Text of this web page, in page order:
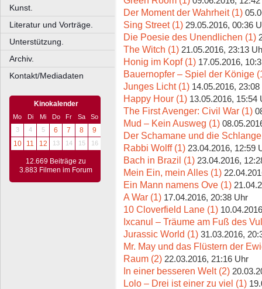
Kunst.
Literatur und Vorträge.
Unterstützung.
Archiv.
Kontakt/Mediadaten
Kinokalender
Mo Di Mi Do Fr Sa
So
3
4 5 6 7 8
9
10
11 12 13 14 15 16
12.669 Beiträge zu
3.883 Filmen im Forum
Der Moment der Wahrheit (1)
Sing Street (1) 29.05.2016, 00:36
Die Poesie des Unendlichen (1)
The Witch (1) 21.05.2016, 23:13
Honig im Kopf (1) 17.05.2016,
Bauernopfer – Spiel der Könige
Junges Licht (1) 14.05.2016, 23:08
Happy Hour (1) 13.05.2016, 15:54
The First Avenger: Civil War (1)
Mud – Kein Ausweg (1)
Der Schamane und die
Rabbi Wolff (1) 23.04.2016, 12:59
Bach in Brazil (1) 23.04.2016,
Mein Ein, mein Alles (1)
Ein Mann namens Ove (1)
A War (1) 17.04.2016, 20:38 Uhr
10 Cloverfield Lane (1)
Ixcanul – Träume am Fuß des
Jurassic World (1) 31.03.2016,
Mr. May und das Flüstern der
Raum (2) 22.03.2016, 21:16 Uhr
In einer besseren Welt (2)
Lolo – Drei ist einer zu viel (1)